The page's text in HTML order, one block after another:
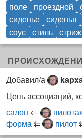
поле
проездной
сиденье сиденья
соус стиль
Добавил/а
Цепь ассоциаций,
салон ←
форма⇇ пилот